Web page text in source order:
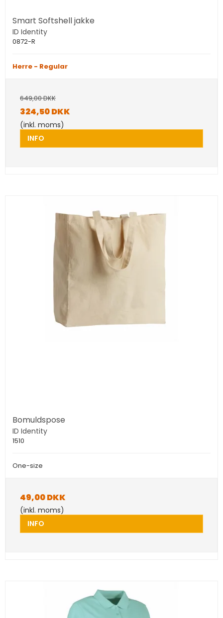
Smart Softshell jakke
ID Identity
0872-R
Herre - Regular
649,00 DKK
324,50 DKK
(inkl. moms)
INFO
Bomuldspose
ID Identity
1510
One-size
49,00 DKK
(inkl. moms)
INFO